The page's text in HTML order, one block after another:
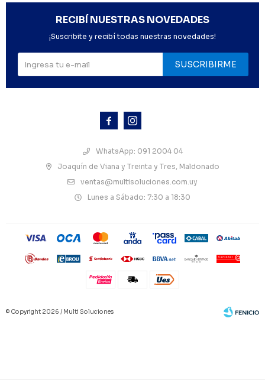
 
WhatsApp: 091 2004 04
Joaquín de Viana y Treinta y Tres, Maldonado
ventas@multisoluciones.com.uy
Lunes a Sábado: 7:30 a 18:30
RECIBÍ NUESTRAS NOVEDADES
¡Suscribite y recibí todas nuestras novedades!
SUSCRIBIRME
© Copyright 2026 / Multi Soluciones